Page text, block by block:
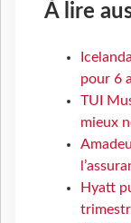
À lire
pour 6
TUI
mieux
Hyatt